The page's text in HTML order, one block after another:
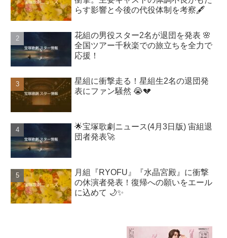
らす影響と今後の代役体制を考察🖋️
花組の男役スター2名が退団を発表 🌸
全国ツアー千秋楽での旅立ちを全力で
応援！
星組に衝撃走る！星組生2名の退団発
表にファン騒然 😭💔
🌟宝塚歌劇ニュース(4月3日版) 宙組退
団者発表🚀
月組『RYOFU』『水晶宮殿』に衝撃
の休演者発表！復帰への願いをエール
に込めて 🌙✨